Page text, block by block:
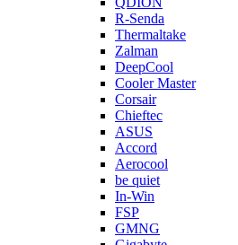
R-Senda
Thermaltake
Zalman
DeepCool
Cooler Master
Corsair
Chieftec
ASUS
Accord
Aerocool
be quiet
In-Win
FSP
GMNG